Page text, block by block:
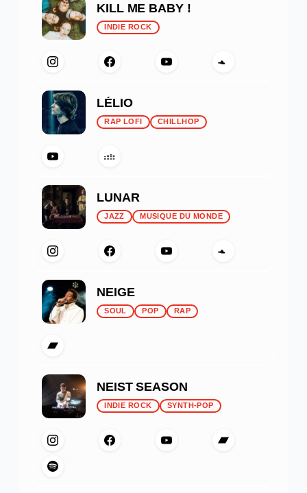
KILL ME BABY !
INDIE ROCK
LÉLIO
RAP LOFI CHILLHOP
LUNAR
JAZZ MUSIQUE DU MONDE
NEIGE
SOUL POP RAP
NEIST SEASON
INDIE ROCK SYNTH-POP